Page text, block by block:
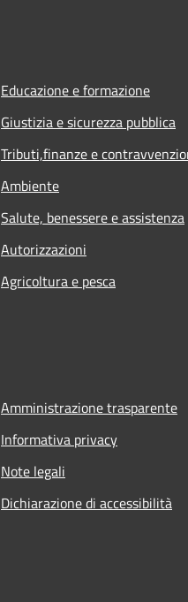
Educazione e formazione
Giustizia e sicurezza pubblica
Tributi,finanze e
Ambiente
Salute, benessere e assistenza
Autorizzazioni
Agricoltura e pesca
Amministrazione trasparente
Informativa privacy
Note legali
Dichiarazione di accessibilità